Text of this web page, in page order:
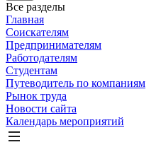
Все разделы
Главная
Соискателям
Предпринимателям
Работодателям
Студентам
Путеводитель по компаниям
Рынок труда
Новости сайта
Календарь мероприятий